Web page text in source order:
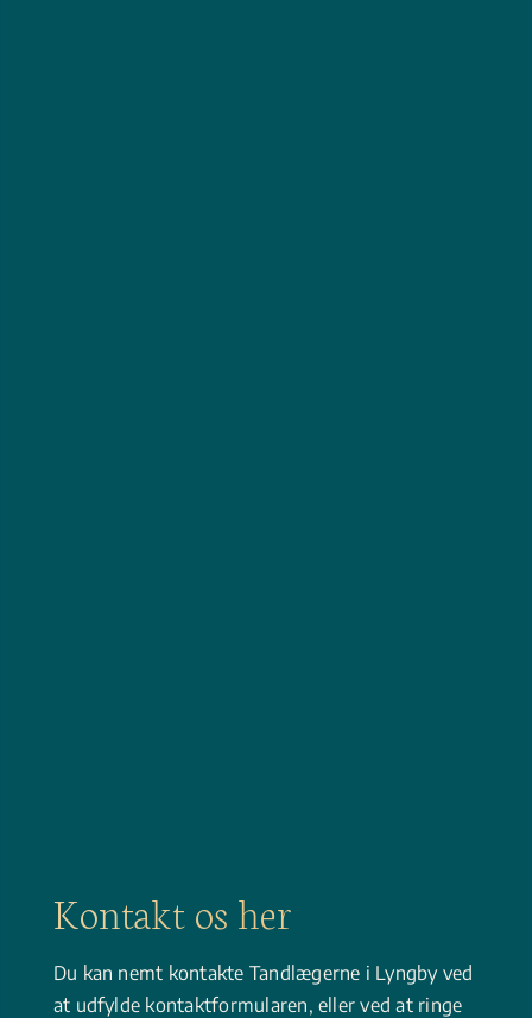
Kon­takt os her
Du kan nemt kontakte Tandlægerne i Lyngby ved
at udfylde kontaktformularen, eller ved at ringe